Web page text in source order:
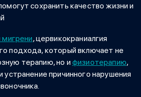
сохранить качество жизни и
мигрени, цервикокраниалгия
подхода, который включает не
терапию, но ифизиотерапию,
устранение причинного нарушения